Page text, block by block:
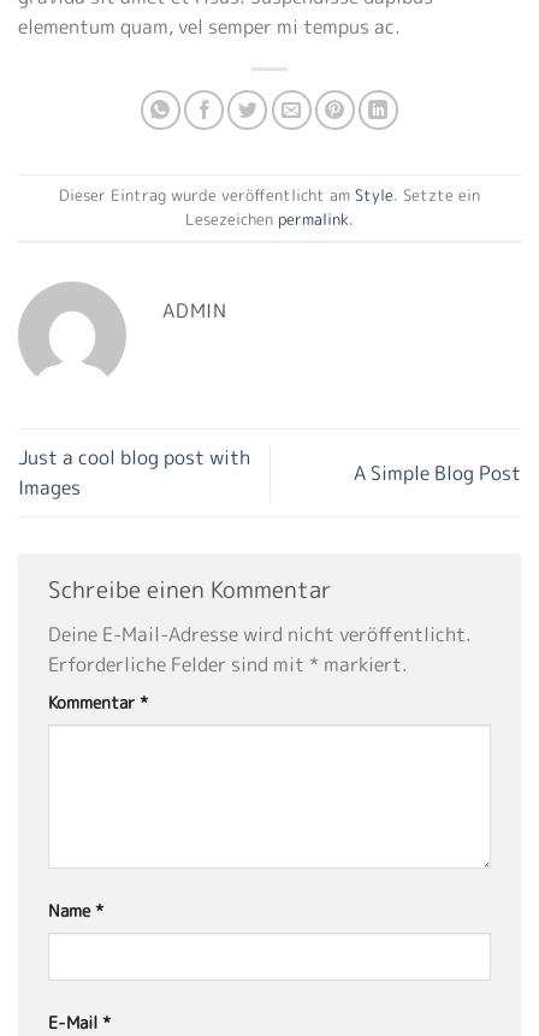
elementum quam, vel semper mi tempus ac.
Dieser Eintrag wurde veröffentlicht am Style. Setzte ein
Lesezeichen permalink.
ADMIN
Just a cool blog post with
Images
A Simple Blog Post
Schreibe einen Kommentar
Deine E-Mail-Adresse wird nicht veröffentlicht.
Erforderliche Felder sind mit * markiert.
Kommentar *
Name*
E-Mail *